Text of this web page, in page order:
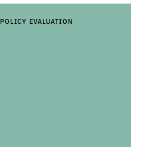
POLICY EVALUATION